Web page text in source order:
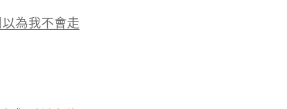
為我不會走